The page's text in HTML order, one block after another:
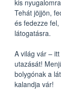
kis
Tehát jöjjön,
és fedezze
látogatásra.
A világ vár –
utazását!
bolygónak a
kalandja vár!